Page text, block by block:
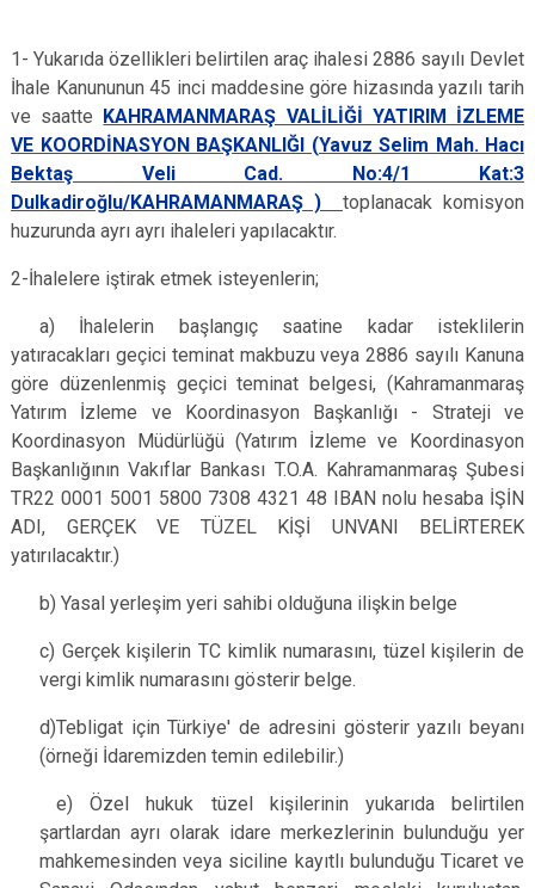
1- Yukarıda özellikleri belirtilen araç ihalesi 2886 sayılı Devlet
İhale Kanununun 45 inci maddesine göre hizasında yazılı tarih
ve saatte KAHRAMANMARAŞ VALİLİĞİ YATIRIM İZLEME
VE KOORDİNASYON BAŞKANLIĞI (Yavuz Selim Mah. Hacı
Bektaş Veli Cad. No:4/1 Kat:3
Dulkadiroğlu/KAHRAMANMARAŞ ) toplanacak komisyon
huzurunda ayrı ayrı ihaleleri yapılacaktır.
2-İhalelere iştirak etmek isteyenlerin;
a) İhalelerin başlangıç saatine kadar isteklilerin
yatıracakları geçici teminat makbuzu veya 2886 sayılı Kanuna
göre düzenlenmiş geçici teminat belgesi, (Kahramanmaraş
Yatırım İzleme ve Koordinasyon Başkanlığı - Strateji ve
Koordinasyon Müdürlüğü (Yatırım İzleme ve Koordinasyon
Başkanlığının Vakıflar Bankası T.O.A. Kahramanmaraş Şubesi
TR22 0001 5001 5800 7308 4321 48 IBAN nolu hesaba İŞİN
ADI, GERÇEK VE TÜZEL KİŞİ UNVANI BELİRTEREK
yatırılacaktır.)
b) Yasal yerleşim yeri sahibi olduğuna ilişkin belge
c) Gerçek kişilerin TC kimlik numarasını, tüzel kişilerin de
vergi kimlik numarasını gösterir belge.
d)Tebligat için Türkiye' de adresini gösterir yazılı beyanı
(örneği İdaremizden temin edilebilir.)
e) Özel hukuk tüzel kişilerinin yukarıda belirtilen
şartlardan ayrı olarak idare merkezlerinin bulunduğu yer
mahkemesinden veya siciline kayıtlı bulunduğu Ticaret ve